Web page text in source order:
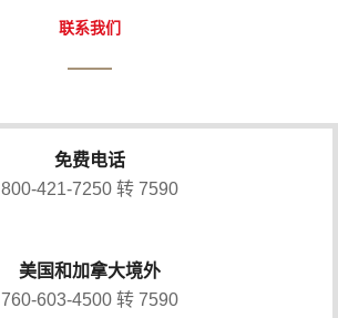
联系我们
免费电话
800-421-7250 转 7590
美国和加拿大境外
760-603-4500 转 7590